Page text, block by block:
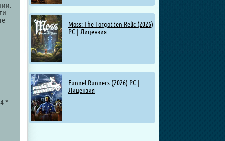
Moss: The Forgotten Relic (2026)
PC | Лицензия
Funnel Runners (2026) PC |
Лицензия
*